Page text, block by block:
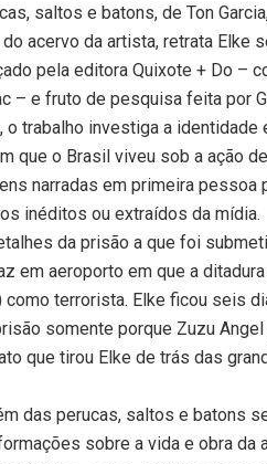
saltos e batons, de Ton
acervo da artista, retrata Elke
pela editora Quixote + Do –
– e fruto de pesquisa feita por
o trabalho investiga a
que o Brasil viveu sob a ação
narradas em primeira pessoa
inéditos ou extraídos da mídia.
da prisão a que foi
em aeroporto em que a
terrorista. Elke ficou seis
somente porque Zuzu
que tirou Elke de trás das
das perucas, saltos e batons
sobre a vida e obra da